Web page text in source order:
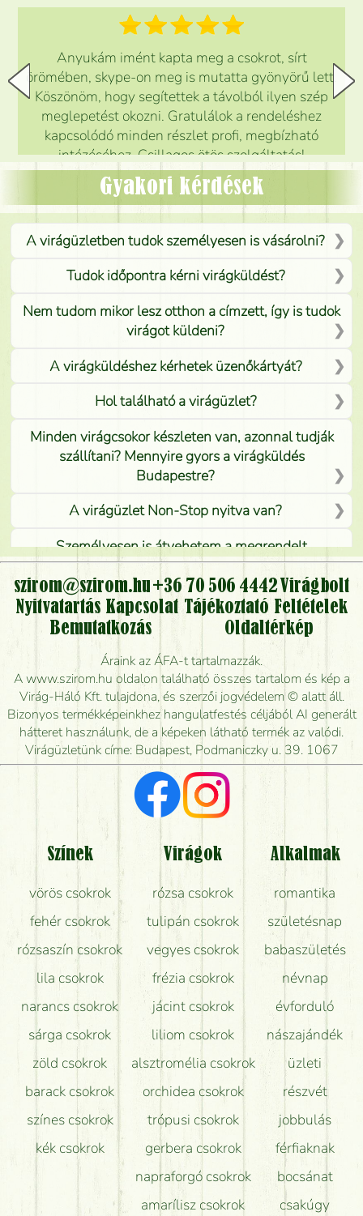
Anyukám imént kapta meg a csokrot, sírt
örömében, skype-on meg is mutatta gyönyörű lett.
Köszönöm, hogy segítettek a távolból ilyen szép
meglepetést okozni. Gratulálok a rendeléshez
kapcsolódó minden részlet profi, megbízható
intézéséhez. Csillagos ötös szolgáltatás!
Mónika
Gyakori kérdések
A virágüzletben tudok személyesen is vásárolni?
Tudok időpontra kérni virágküldést?
Nem tudom mikor lesz otthon a címzett, így is tudok
virágot küldeni?
A virágküldéshez kérhetek üzenőkártyát?
Hol található a virágüzlet?
Minden virágcsokor készleten van, azonnal tudják
szállítani? Mennyire gyors a virágküldés
Budapestre?
A virágüzlet Non-Stop nyitva van?
Személyesen is átvehetem a megrendelt
virágcsokrot, vagy csak virágküldéssel, kiszállítással
kérhető?
Vidékre is lehet rendelni?
Meddig rendelhetek virágküldést úgy, hogy még ma
kiszállítsák?
Mennyire gyorsan tudják elkészíteni a csokrot, és
mikor tudják leghamarabb kiszállítani?
Vörös rózsát keresek, van önöknél?
Milyen visszajelzést kapok a virágküldésről?
Tényleg azt kapom, ami a képen van?
Mit kell tudni a virágcsokrok szállításáról?
Hogy marad a lehető legtovább friss a csokor?
Tudok adventi koszorút vásárolni boltban?
szirom@szirom.hu +36 70 506 4442Virágbolt
Nyitvatartás Kapcsolat Tájékoztató Feltételek
Bemutatkozás
Oldaltérkép
Áraink az ÁFA-t tartalmazzák.
A www.szirom.hu oldalon található összes tartalom és kép a
Virág-Háló Kft. tulajdona, és szerzői jogvédelem © alatt áll.
Bizonyos termékképeinkhez hangulatfestés céljából AI generált
hátteret használunk, de a képeken látható termék az valódi.
Virágüzletünk címe: Budapest, Podmaniczky u. 39. 1067
Színek
vörös csokrok
fehér csokrok
rózsaszín csokrok
lila csokrok
narancs csokrok
sárga csokrok
zöld csokrok
barack csokrok
színes csokrok
kék csokrok
Virágok
rózsa csokrok
tulipán csokrok
vegyes csokrok
frézia csokrok
jácint csokrok
liliom csokrok
alsztromélia csokrok
orchidea csokrok
trópusi csokrok
gerbera csokrok
napraforgó csokrok
amarílisz csokrok
Alkalmak
romantika
születésnap
babaszületés
névnap
évforduló
nászajándék
üzleti
részvét
jobbulás
férfiaknak
bocsánat
csakúgy